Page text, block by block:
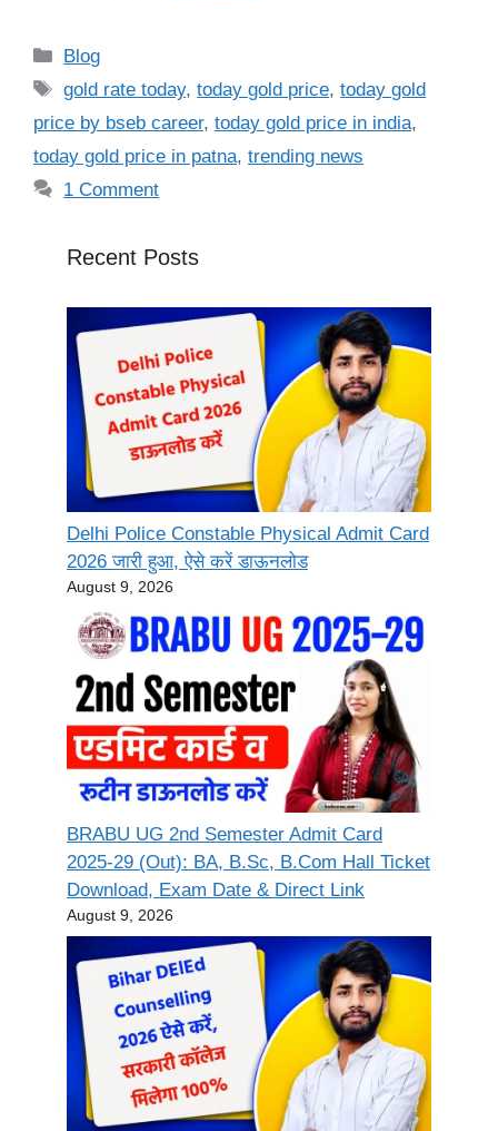
Categories
Blog
Tags
gold rate today,today gold price,today gold
price by bseb career, today gold price in india,
today gold price in patna, trending news
1 Comment
Recent Posts
Delhi Police Constable Physical Admit Card
2026 जारी हुआ, ऐसे करें डाऊनलोड
August 9, 2026
BRABU UG 2nd Semester Admit Card
2025-29 (Out): BA, B.Sc, B.Com Hall Ticket
Download, Exam Date & Direct Link
August 9, 2026